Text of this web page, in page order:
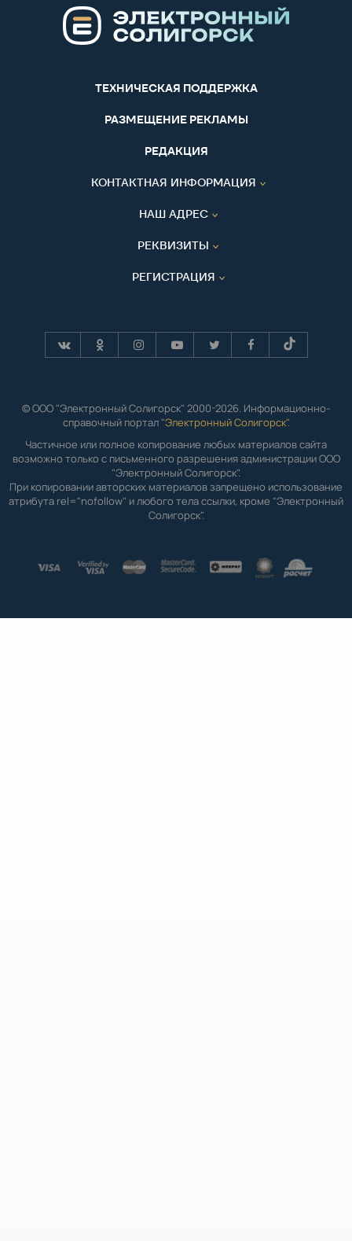
ТЕХНИЧЕСКАЯ ПОДДЕРЖКА
РАЗМЕЩЕНИЕ РЕКЛАМЫ
РЕДАКЦИЯ
КОНТАКТНАЯ ИНФОРМАЦИЯ
НАШ АДРЕС
РЕКВИЗИТЫ
РЕГИСТРАЦИЯ
© ООО "Электронный Солигорск" 2000-2026. Информационно-
справочный портал "Электронный Солигорск".
Частичное или полное копирование любых материалов сайта
возможно только с письменного разрешения администрации ООО
"Электронный Солигорск".
При копировании авторских материалов запрещено использование
атрибута rel="nofollow" и любого тела ссылки, кроме "Электронный
Солигорск".